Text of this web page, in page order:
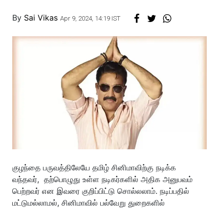
Story
By Sai Vikas Apr 9, 2024, 14:19 IST
குழந்தை பருவத்திலேயே தமிழ் சினிமாவிற்கு நடிக்க
வந்தவர், தற்பொழுது உள்ள நடிகர்களில் அதிக அனுபவம்
பெற்றவர் என இவரை குறிப்பிட்டு சொல்லலாம். நடிப்பதில்
மட்டுமல்லாமல், சினிமாவில் பல்வேறு துறைகளில்